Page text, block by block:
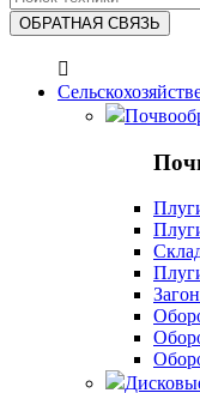
ОБРАТНАЯ СВЯЗЬ
